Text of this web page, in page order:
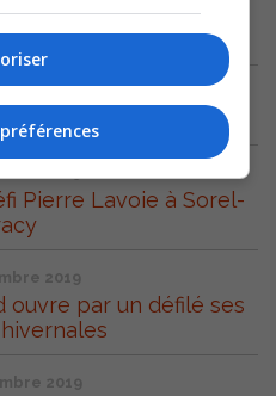
2024
Michel bat un record
Pierre Lavoie à Sorel-
2019
ouvre par un défilé ses
2019